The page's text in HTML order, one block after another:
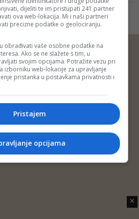
pušenja' Sejo...
albuma "Das Ist Walter" nastavlja
se u Splitu (18.10.) na Gripama, a
potom i Zagrebu (19.10.) u Domu
© 2014 Depo Portal
Marketing
Privatnost korisnika
✕
dijeliti te im pristupati 241 partner
ova web-lokacija. Mi i naši partneri
precizne podatke o geolociranju.
obrađivati vaše osobne podatke na
Ako se ne slažete s tim, u
svojim opcijama. Potražite vezu pri
izborniku web-lokacije za upravljanje
pristanka u postavkama privatnosti i
Pristajem
opcijama